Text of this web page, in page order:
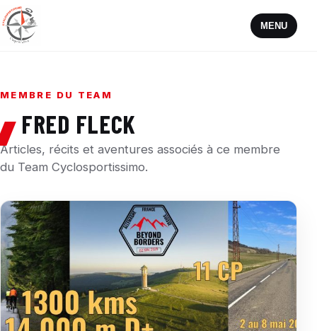
MENU
MEMBRE DU TEAM
FRED FLECK
Articles, récits et aventures associés à ce membre
du Team Cyclosportissimo.